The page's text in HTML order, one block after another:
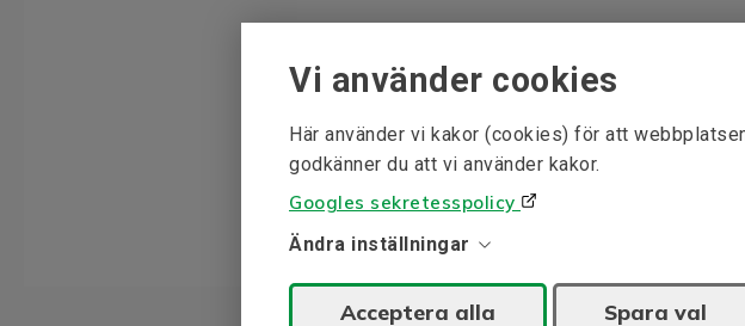
Vi använder cookies
Här använder vi kakor (cookies) för att
godkänner du att vi använder kakor.
Googles sekretesspolicy
Ändra inställningar
Acceptera alla Spara val